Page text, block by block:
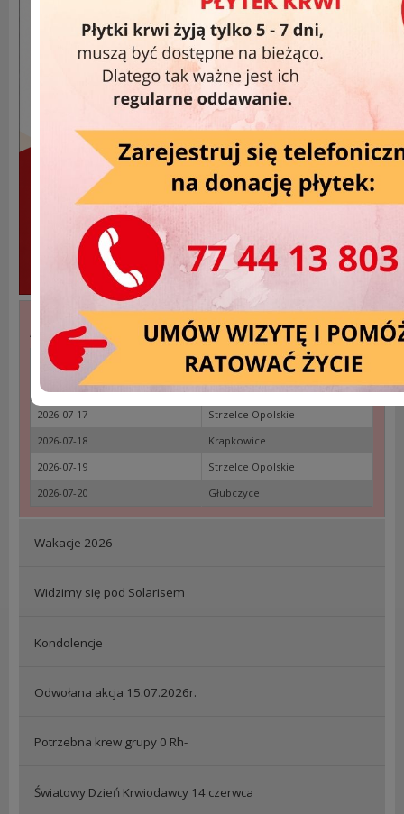
Akcje Wyjazdowe »
DATA
MIEJSCOWOŚĆ
2026-07-12
Brzeg
2026-07-17
Strzelce Opolskie
2026-07-18
Krapkowice
2026-07-19
Strzelce Opolskie
2026-07-20
Głubczyce
Wakacje 2026
Widzimy się pod Solarisem
Kondolencje
Odwołana akcja 15.07.2026r.
Potrzebna krew grupy 0 Rh-
Światowy Dzień Krwiodawcy 14 czerwca